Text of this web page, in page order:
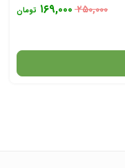
۲۵۰,۰۰۰ ۱۶۹,۰۰۰ تومان